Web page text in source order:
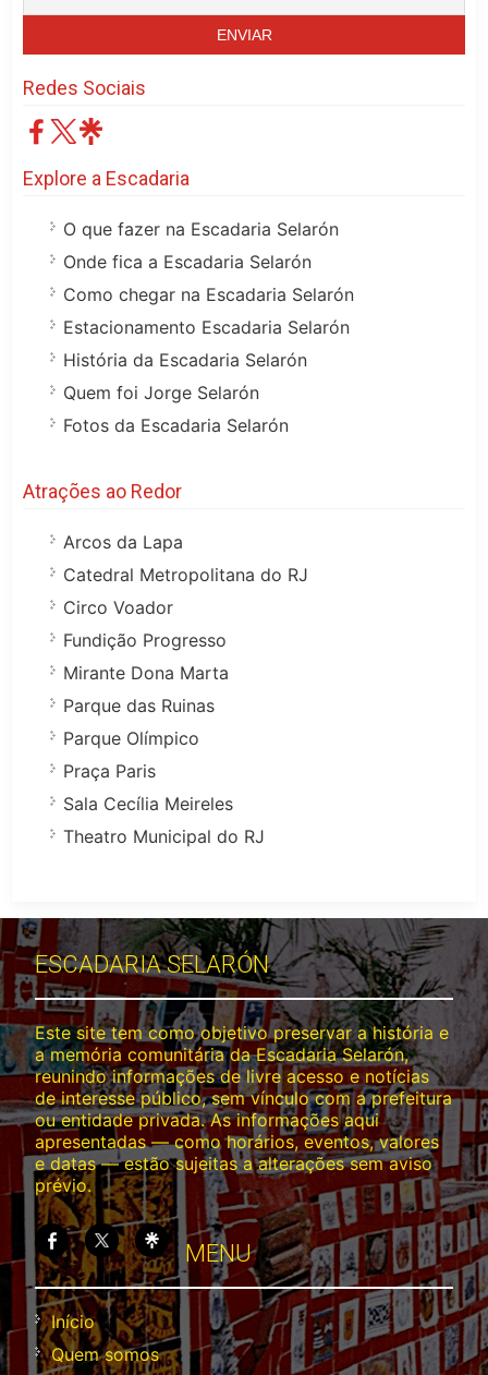
Redes Sociais
Explore a Escadaria
O que fazer na Escadaria Selarón
Onde fica a Escadaria Selarón
Como chegar na Escadaria Selarón
Estacionamento Escadaria Selarón
História da Escadaria Selarón
Quem foi Jorge Selarón
Fotos da Escadaria Selarón
Atrações ao Redor
Arcos da Lapa
Catedral Metropolitana do RJ
Circo Voador
Fundição Progresso
Mirante Dona Marta
Parque das Ruinas
Parque Olímpico
Praça Paris
Sala Cecília Meireles
Theatro Municipal do RJ
ESCADARIA SELARÓN
Este site tem como objetivo preservar a história e
a memória comunitária da Escadaria Selarón,
reunindo informações de livre acesso e notícias
de interesse público, sem vínculo com a prefeitura
ou entidade privada. As informações aqui
apresentadas — como horários, eventos, valores
e datas — estão sujeitas a alterações sem aviso
prévio.
MENU
Início
Quem somos